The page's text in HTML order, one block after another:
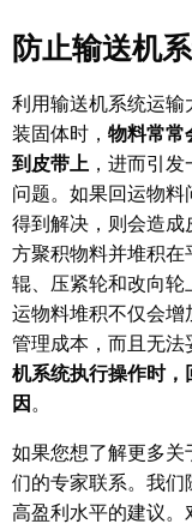
防止输送机
利用输送机系统运输
装固体时， 物料常常
到皮带上 ，进而引发
问题。如果回运物料
得到解决，则会造成
方聚积物料并堆积在
辊、压紧轮和改向轮
运物料堆积不仅会增
管理成本，而且无法
机系统执行操作时，
因 。
如果您想了解更多关
们的专家联系。我们
高盈利水平的建议。